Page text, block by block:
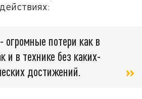
огромные потери как в
и в технике без каких-
достижений.